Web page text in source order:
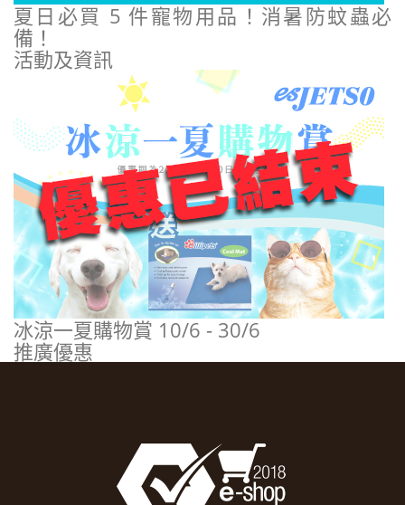
夏日必買 5 件寵物用品！消暑防蚊蟲必
備！
活動及資訊
冰涼一夏購物賞 10/6 - 30/6
推廣優惠